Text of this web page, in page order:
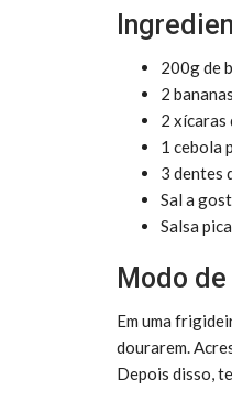
200g de
2
2 xícaras
1 cebola
3 dentes
Sal a
Salsa
Modo
Em uma
dourarem.
Depois disso,